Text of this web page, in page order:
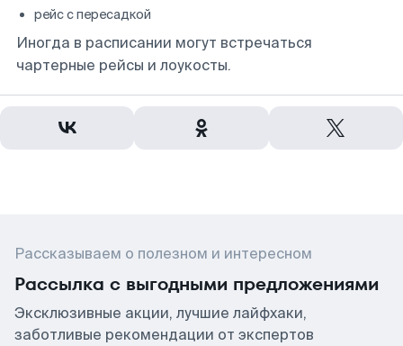
рейс с пересадкой
Иногда в расписании могут встречаться
чартерные рейсы и лоукосты.
Рассказываем о полезном и интересном
Рассылка с выгодными предложениями
Эксклюзивные акции, лучшие лайфхаки,
заботливые рекомендации от экспертов